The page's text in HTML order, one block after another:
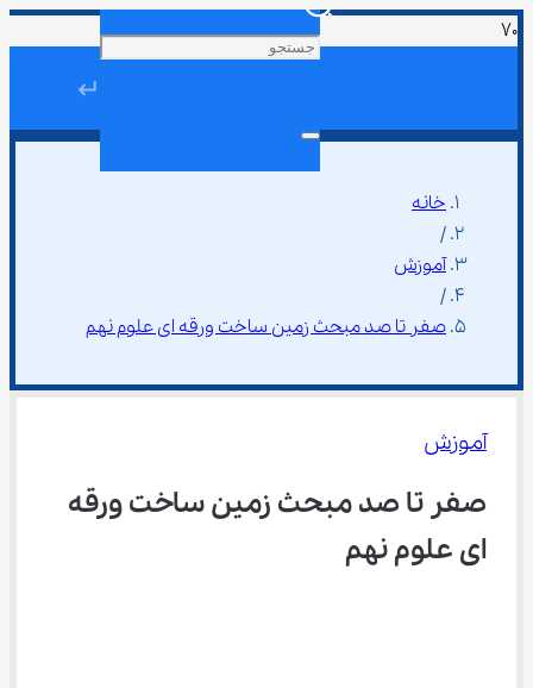
↵
خانه
/
آموزش
/
صفر تا صد مبحث زمین ساخت ورقه ای علوم نهم
آموزش
صفر تا صد مبحث زمین ساخت ورقه
ای علوم نهم